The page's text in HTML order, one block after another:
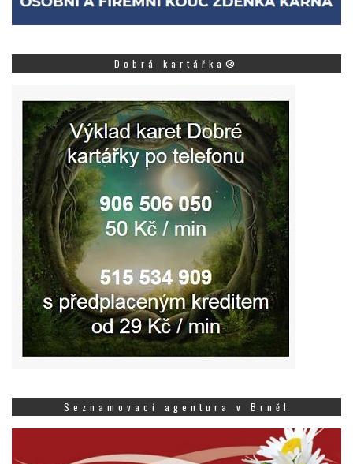
Dobrá kartářka®
Seznamovací agentura v Brně!